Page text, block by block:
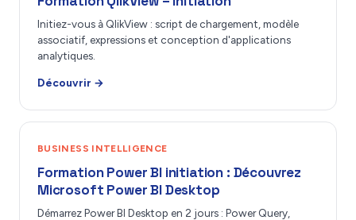
Initiez-vous à QlikView : script de chargement, modèle
associatif, expressions et conception d'applications
analytiques.
Découvrir →
BUSINESS INTELLIGENCE
Formation Power BI initiation : Découvrez
Microsoft Power BI Desktop
Démarrez Power BI Desktop en 2 jours : Power Query,